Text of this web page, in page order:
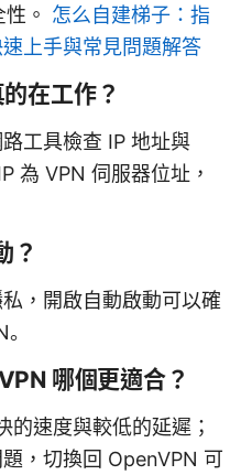
。 怎么自建梯子：指
上手與常見問題解答
在工作？
工具檢查 IP 地址與
為 VPN 伺服器位址，
？
，開啟自動啟動可以確
哪個更適合？
速度與較低的延遲；
，切換回 OpenVPN 可